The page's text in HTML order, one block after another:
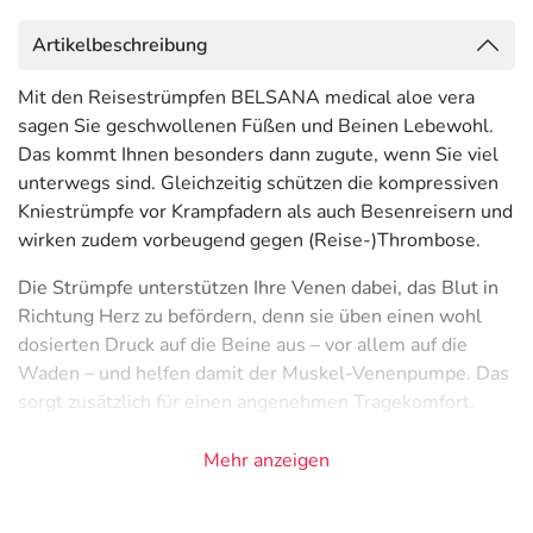
Artikelbeschreibung
Mit den Reisestrümpfen BELSANA medical aloe vera
sagen Sie geschwollenen Füßen und Beinen Lebewohl.
Das kommt Ihnen besonders dann zugute, wenn Sie viel
unterwegs sind. Gleichzeitig schützen die kompressiven
Kniestrümpfe vor Krampfadern als auch Besenreisern und
wirken zudem vorbeugend gegen (Reise-)Thrombose.
Die Strümpfe unterstützen Ihre Venen dabei, das Blut in
Richtung Herz zu befördern, denn sie üben einen wohl
dosierten Druck auf die Beine aus – vor allem auf die
Waden – und helfen damit der Muskel-Venenpumpe. Das
sorgt zusätzlich für einen angenehmen Tragekomfort.
versorgen die Haut beim Tragen mit Feuchtigkeit –
Mehr anzeigen